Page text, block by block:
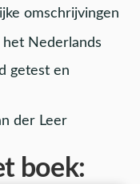
omschrijvingen
Nederlands
getest en
der Leer
boek: